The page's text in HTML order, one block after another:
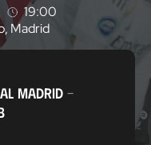
19:00
, Madrid
MADRID -